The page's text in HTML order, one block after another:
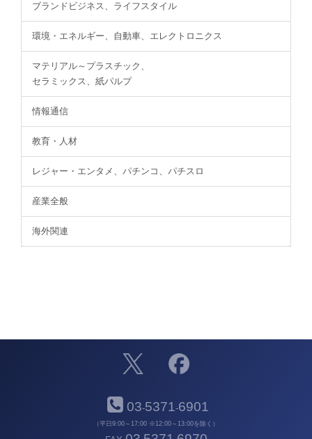
ブランドビジネス、ライフスタイル
環境・エネルギー、自動車、エレクトロニクス
マテリアル～プラスチック、
セラミックス、紙パルプ
情報通信
教育・人材
レジャー・エンタメ、パチンコ、パチスロ
産業全般
海外関連
03-5371-6901
（平日9:00～17:00 ※12:00～13:00を除く）